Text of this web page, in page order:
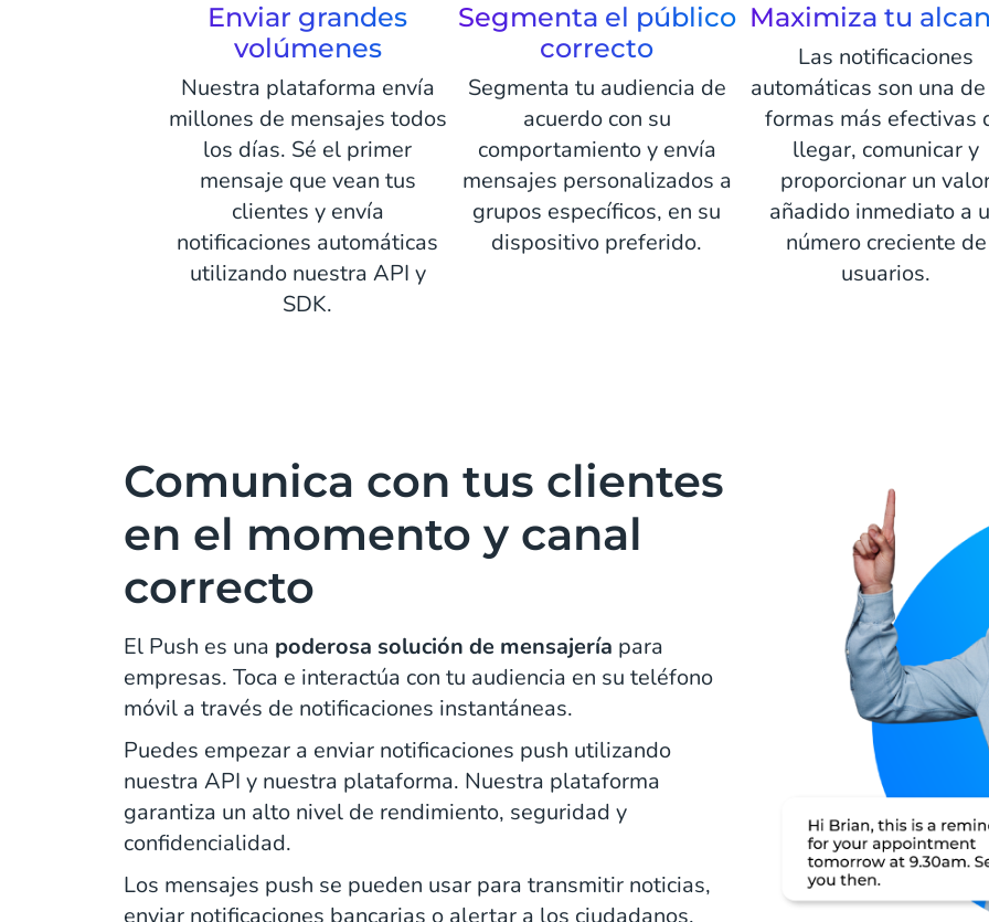
Enviar grandes
volúmenes
Nuestra plataforma envía
millones de mensajes todos
los días. Sé el primer
mensaje que vean tus
clientes y envía
notificaciones automáticas
utilizando nuestra API y
SDK.
Segmenta el público
correcto
Segmenta tu audiencia de
acuerdo con su
comportamiento y envía
mensajes personalizados a
grupos específicos, en su
dispositivo preferido.
Maximiza tu
Las notificaciones
automáticas son una
formas más efectivas
llegar, comunicar y
proporcionar un
añadido inmediato a
número creciente de
usuarios.
Comunica con tus clientes
en el momento y canal
correcto
El Push es una poderosa solución de mensajería para
empresas. Toca e interactúa con tu audiencia en su teléfono
móvil a través de notificaciones instantáneas.
Puedes empezar a enviar notificaciones push utilizando
nuestra API y nuestra plataforma. Nuestra plataforma
garantiza un alto nivel de rendimiento, seguridad y
confidencialidad.
Los mensajes push se pueden usar para transmitir noticias,